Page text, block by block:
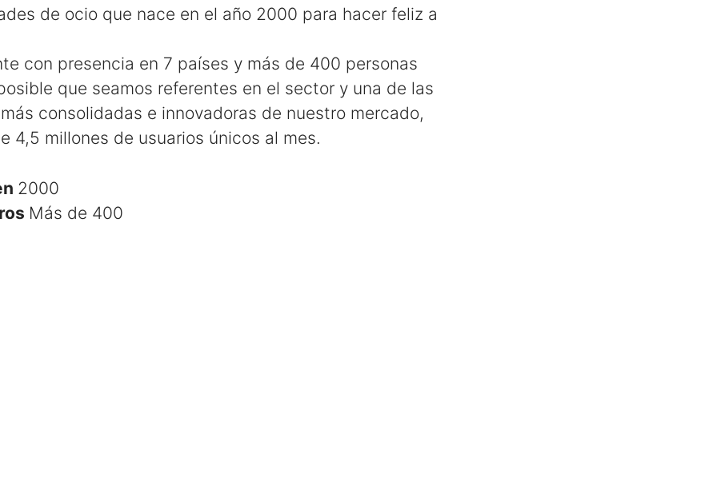
de ocio que nace en el año 2000 para hacer feliz a
con presencia en 7 países y más de 400 personas
que seamos referentes en el sector y una de las
consolidadas e innovadoras de nuestro mercado,
4,5 millones de usuarios únicos al mes.
2000
Más de 400